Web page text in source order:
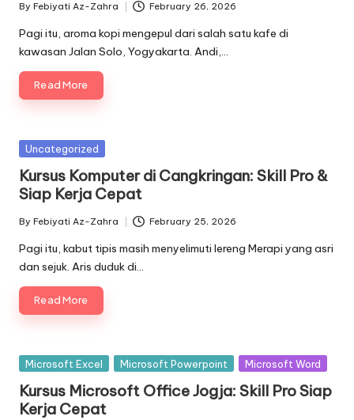
Posted
by
By Febiyati Az-Zahra February 26, 2026
Pagi itu, aroma kopi mengepul dari salah satu kafe di
kawasan Jalan Solo, Yogyakarta. Andi,…
Read More
Posted
Uncategorized
Kursus Komputer di Cangkringan: Skill Pro &
Siap Kerja Cepat
Posted
by
By Febiyati Az-Zahra February 25, 2026
Pagi itu, kabut tipis masih menyelimuti lereng Merapi yang asri
dan sejuk. Aris duduk di…
Read More
Posted
Microsoft Excel Microsoft Powerpoint Microsoft Word
Kursus Microsoft Office Jogja: Skill Pro Siap
Kerja Cepat